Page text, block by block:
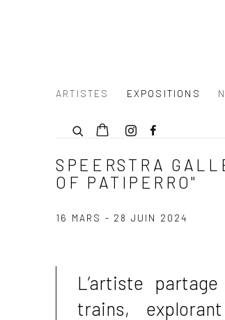
ARTISTES EXPOSITIONS
SPEERSTRA
OF PATIPERRO"
16 MARS - 28 JUIN 2024
L’artiste
trains,